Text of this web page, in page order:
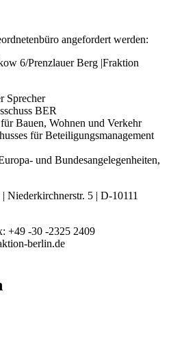
angefordert werden:
6/Prenzlauer Berg |Fraktion
Sprecher
BER
Bauen, Wohnen und Verkehr
für Beteiligungsmanagement
und Bundesangelegenheiten,
Niederkirchnerstr. 5 | D-10111
+49 -30 -2325 2409
berlin.de